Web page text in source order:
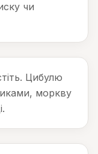
чи
Цибулю
моркву